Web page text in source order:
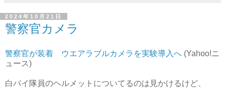
2024年10月21日
警察官カメラ
警察官が装着 ウエアラブルカメラを実験導入へ (Yahoo!ニ
ュース)
白バイ隊員のヘルメットについてるのは見かけるけど、